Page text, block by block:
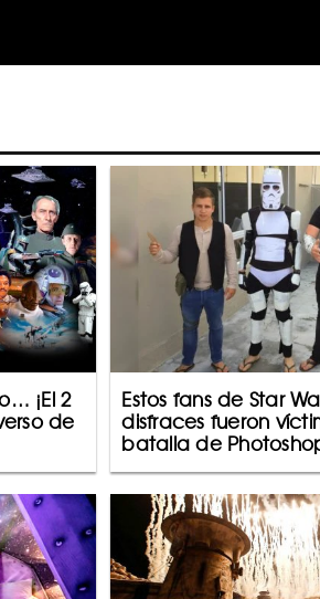
¡El 2
de
Estos fans de Star
disfraces fueron
batalla de